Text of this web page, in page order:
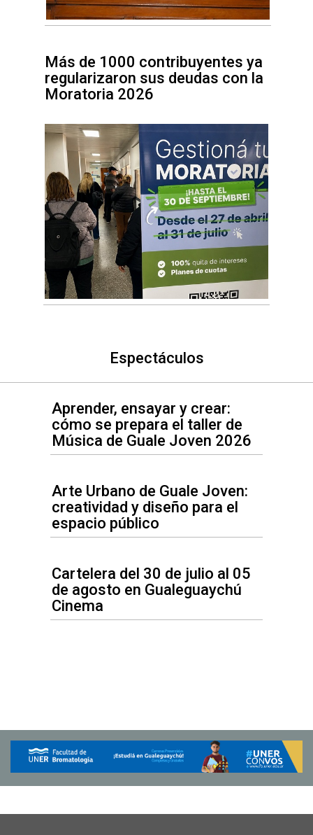
Más de 1000 contribuyentes ya
regularizaron sus deudas con la
Moratoria 2026
Espectáculos
Aprender, ensayar y crear:
cómo se prepara el taller de
Música de Guale Joven 2026
Arte Urbano de Guale Joven:
creatividad y diseño para el
espacio público
Cartelera del 30 de julio al 05
de agosto en Gualeguaychú
Cinema